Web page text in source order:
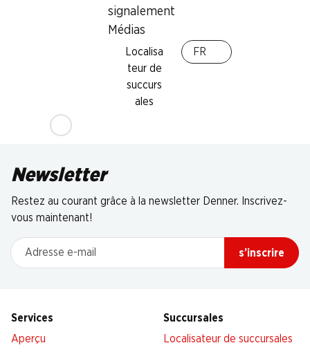
signalement
Médias
Localisa
teur de
succurs
ales
FR
Newsletter
Restez au courant grâce à la newsletter Denner. Inscrivez-
vous maintenant!
Adresse e-mail
s’inscrire
Services
Aperçu
Succursales
Localisateur de succursales